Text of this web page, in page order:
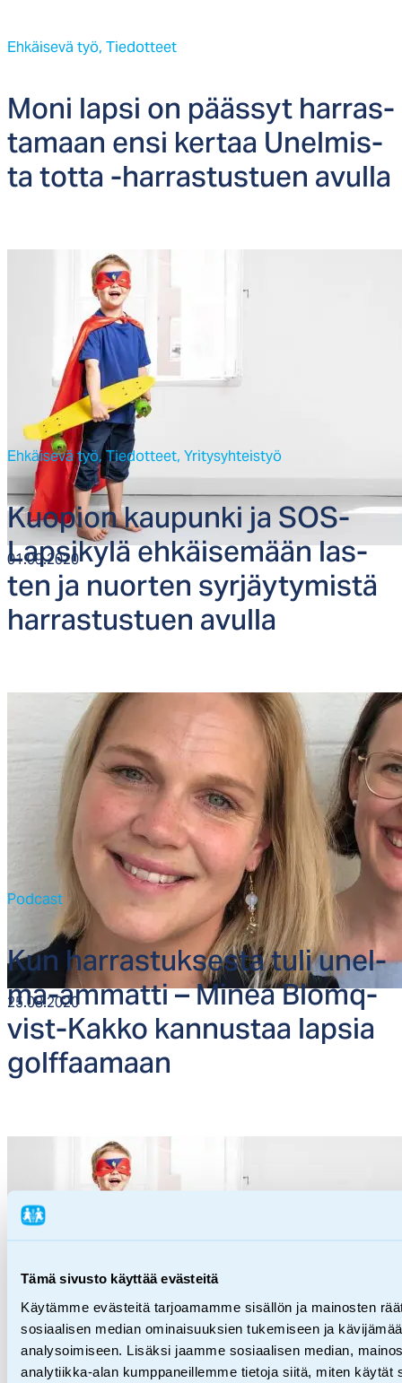
Tämä sivusto käyttää evästeitä
Käytämme evästeitä tarjoamamme sisällön ja mainosten
sosiaalisen median ominaisuuksien tukemiseen ja
analysoimiseen. Lisäksi jaamme sosiaalisen median,
analytiikka-alan kumppaneillemme tietoja siitä, miten käytät
Ehkäisevä työ, Tiedotteet
Mo­ni lap­si on pääs­syt har­ras­
ta­maan en­si ker­taa Unel­mis­
ta tot­ta -har­ras­tus­tuen avul­la
01.09.2020
Ehkäisevä työ,Tiedotteet, Yritysyhteistyö
Kuo­pion kau­pun­ki ja SOS-
Lap­si­ky­lä eh­käi­se­mään las­
ten ja nuor­ten syr­jäy­ty­mis­tä
har­ras­tus­tuen avul­la
25.08.2020
Podcast
Kun har­ras­tuk­ses­ta tu­li unel­
ma-am­mat­ti – Mi­nea Blomq­
vist-Kak­ko kan­nus­taa lap­sia
golf­faa­maan
Ehkäisevä työ, Tiedotteet, Yritysyhteistyö